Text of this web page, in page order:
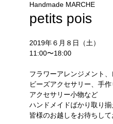
Handmade MARCHE
petits pois
2019年６月８日（土）
11:00〜18:00
フラワーアレンジメント、
ビーズアクセサリー、手作
アクセサリー小物など
ハンドメイドばかり取り揃
皆様のお越しをお待ちして